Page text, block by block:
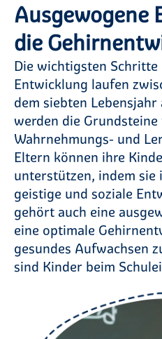
Ausgewogene
die
Die wichtigsten
Entwicklung laufen
dem siebten
werden die
Wahrnehmungs- und
Eltern können ihre
unterstützen, indem sie
geistige und soziale
gehört auch eine
eine optimale
gesundes Aufwachsen
sind Kinder beim